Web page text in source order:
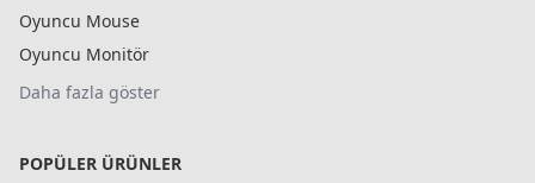
Oyuncu Mouse
Oyuncu Monitör
Daha fazla göster
POPÜLER ÜRÜNLER